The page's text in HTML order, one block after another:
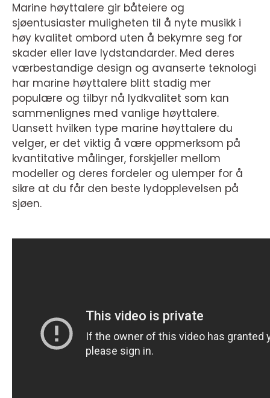
Marine høyttalere gir båteiere og
sjøentusiaster muligheten til å nyte musikk i
høy kvalitet ombord uten å bekymre seg for
skader eller lave lydstandarder. Med deres
værbestandige design og avanserte teknologi
har marine høyttalere blitt stadig mer
populære og tilbyr nå lydkvalitet som kan
sammenlignes med vanlige høyttalere.
Uansett hvilken type marine høyttalere du
velger, er det viktig å være oppmerksom på
kvantitative målinger, forskjeller mellom
modeller og deres fordeler og ulemper for å
sikre at du får den beste lydopplevelsen på
sjøen.